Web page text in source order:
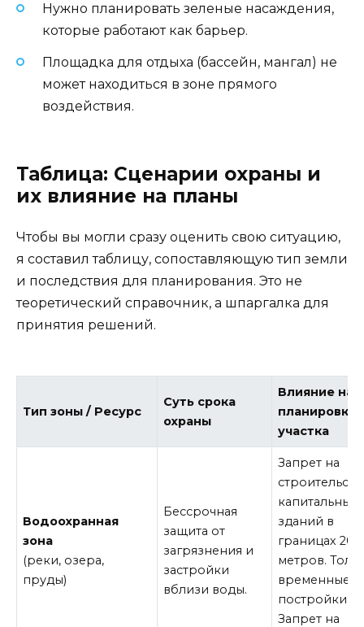
Нужно планировать зеленые насаждения,
которые работают как барьер.
Площадка для отдыха (бассейн, мангал) не
может находиться в зоне прямого
воздействия.
Таблица: Сценарии охраны и
их влияние на планы
Чтобы вы могли сразу оценить свою ситуацию,
я составил таблицу, сопоставляющую тип земли
и последствия для планирования. Это не
теоретический справочник, а шпаргалка для
принятия решений.
Тип зоны / Ресурс
Суть срока
охраны
Влияние на
планировку
участка
Водоохранная
зона
(реки, озера,
пруды)
Бессрочная
защита от
загрязнения и
застройки
вблизи воды.
Запрет на
капитальных
зданий в
границах
метров.
временные
постройки.
Запрет на